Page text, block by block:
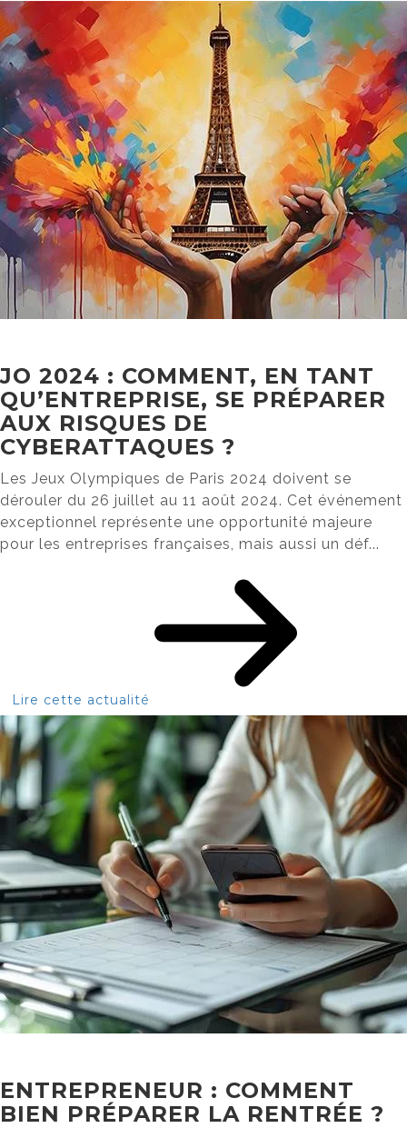
JO 2024 : COMMENT, EN TANT
QU’ENTREPRISE, SE PRÉPARER
AUX RISQUES DE
CYBERATTAQUES ?
Les Jeux Olympiques de Paris 2024 doivent se
dérouler du 26 juillet au 11 août 2024. Cet événement
exceptionnel représente une opportunité majeure
pour les entreprises françaises, mais aussi un déf...
Lire cette actualité
ENTREPRENEUR : COMMENT
BIEN PRÉPARER LA RENTRÉE ?